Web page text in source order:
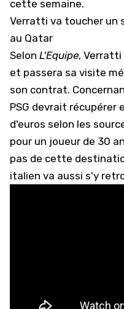
cette semaine.
Verratti va toucher un
au Qatar
Selon L'Equipe, Verratti
et passera sa visite
son contrat.
PSG devrait récupérer
d'euros selon les
pour un joueur de 30
pas de cette
italien va aussi s'y